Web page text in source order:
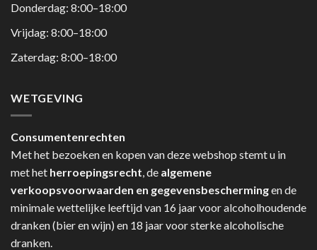
Donderdag: 8:00–18:00
Vrijdag: 8:00–18:00
Zaterdag: 8:00–18:00
WETGEVING
Consumentenrechten
Met het bezoeken en kopen van deze webshop stemt u in
met het herroepingsrecht , de algemene
verkoopsvoorwaarden en gegevensbeschermingen de
minimale wettelijke leeftijd van 16 jaar voor alcoholhoudende
dranken (bier en wijn) en 18 jaar voor sterke alcoholische
dranken.